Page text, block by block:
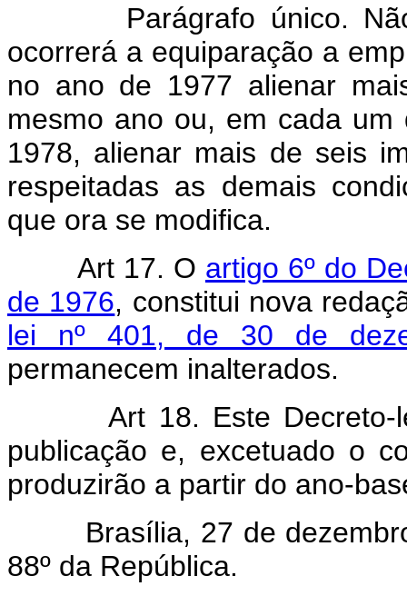
Parágrafo único. Não
ocorrerá a equiparação a
no ano de 1977 alienar
mesmo ano ou, em cada
1978, alienar mais de seis
respeitadas as demais
que ora se modifica.
Art 17. O artigo 6º do
de 1976, constitui nova
lei nº 401, de 30 de
permanecem inalterados.
Art 18. Este
publicação e, excetuado o
produzirão a partir do ano-
Brasília, 27 de dezembro
88º da República.